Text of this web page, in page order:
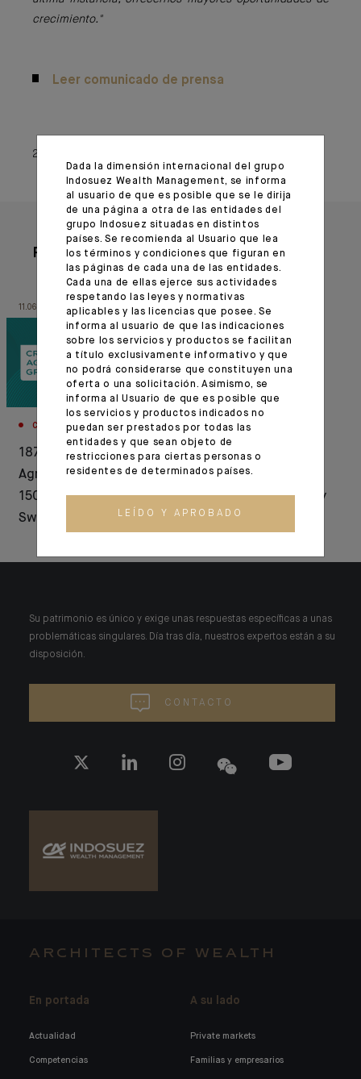
crecimiento."
Leer comunicado de prensa
26 enero 2023
Para leer también
11.06.26
CORPORATE
1876-2026: Crédit
Agricole celebrates
150 years of history in
Switzerland
11.09.25
INNOVACIÓN
SEPA transfer
security: Indosuez
integrates beneficiary
verification
Su patrimonio es único y exige unas respuestas específicas a unas
problemáticas singulares. Día tras día, nuestros expertos están a su
disposición.
CONTACTO
ARCHITECTS OF WEALTH
En portada
Actualidad
Competencias
A su lado
Private markets
Familias y empresarios
Dada la dimensión internacional del grupo
Indosuez Wealth Management, se informa
al usuario de que es posible que se le dirija
de una página a otra de las entidades del
grupo Indosuez situadas en distintos
países. Se recomienda al Usuario que lea
los términos y condiciones que figuran en
las páginas de cada una de las entidades.
Cada una de ellas ejerce sus actividades
respetando las leyes y normativas
aplicables y las licencias que posee. Se
informa al usuario de que las indicaciones
sobre los servicios y productos se facilitan
a título exclusivamente informativo y que
no podrá considerarse que constituyen una
oferta o una solicitación. Asimismo, se
informa al Usuario de que es posible que
los servicios y productos indicados no
puedan ser prestados por todas las
entidades y que sean objeto de
restricciones para ciertas personas o
residentes de determinados países.
LEÍDO Y APROBADO